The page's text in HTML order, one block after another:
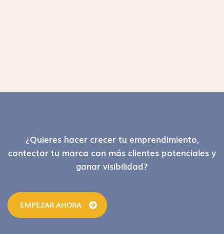
Footer¿Quieres hacer crecer tu emprendimiento,
contectar tu marca con más clientes potenciales y
ganar visibilidad?
EMPEZAR AHORA